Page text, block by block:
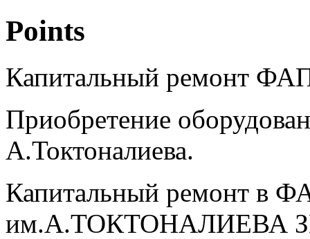
Points
Капитальный ремонт
Приобретение
А.Токтоналиева.
Капитальный ремонт в
им.А.ТОКТОНАЛИЕВА